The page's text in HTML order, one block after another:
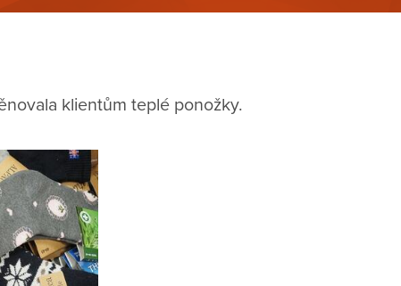
klientům teplé ponožky.